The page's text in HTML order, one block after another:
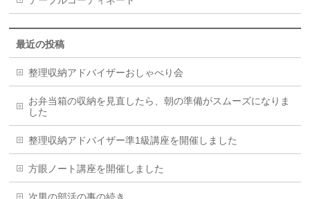
最近の投稿
整理収納アドバイザーおしゃべり会
お弁当箱の収納を見直したら、朝の準備がスムーズになりま
した
整理収納アドバイザー準1級講座を開催しました
方眼ノート講座を開催しました
次男の部活の事の続き